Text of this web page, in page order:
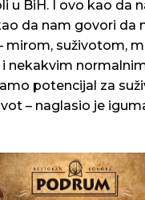
u BiH. I ovo kao da
da nam govori da
mirom, suživotom,
nekakvim
potencijal za
– naglasio je